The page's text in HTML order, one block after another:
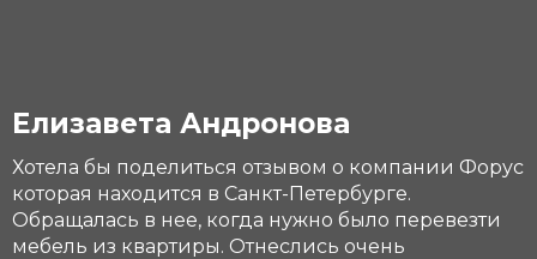
Елизавета Андронова
Хотела бы поделиться отзывом о компании Форус
которая находится в Санкт-Петербурге.
Обращалась в нее, когда нужно было перевезти
мебель из квартиры. Отнеслись очень